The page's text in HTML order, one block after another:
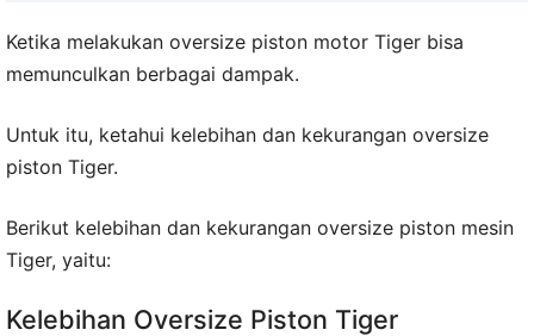
Ketika melakukan oversize piston motor Tiger bisa
memunculkan berbagai dampak.
Untuk itu, ketahui kelebihan dan kekurangan oversize
piston Tiger.
Berikut kelebihan dan kekurangan oversize piston mesin
Tiger, yaitu:
Kelebihan Oversize Piston Tiger